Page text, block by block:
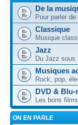
De la
Pour parler
Classique
Musique
Jazz
Du Jazz sous
Musiques
Rock, pop,
DVD & Blu-
Les bons
ON EN PARLE